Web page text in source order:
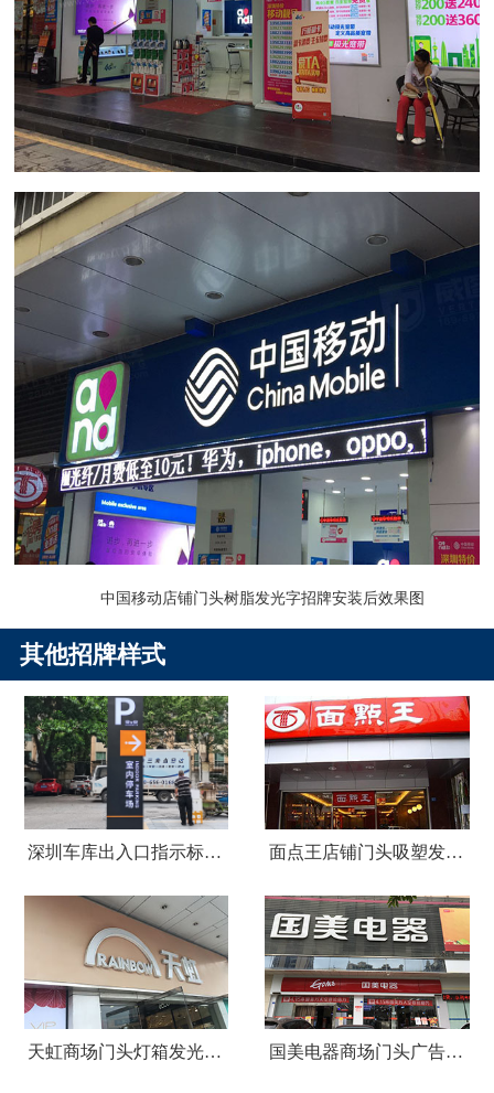
中国移动店铺门头树脂发光字招牌安装后效果图
其他招牌样式
深圳车库出入口指示标识牌制作 面点王店铺门头吸塑发光字广告招牌
天虹商场门头灯箱发光字广告招牌 国美电器商场门头广告招牌设计制作安装